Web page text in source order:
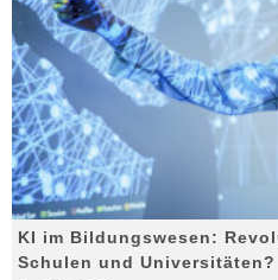
KI im Bildungswesen:
Schulen und Universitäten?